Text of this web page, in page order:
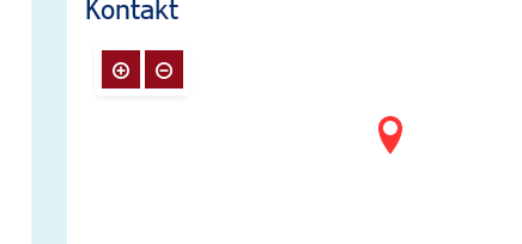
Kontakt